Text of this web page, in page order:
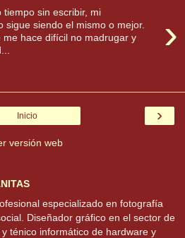
›
tiempo sin escribir, mi
sigue siendo el mismo o mejor.
me hace difícil no madrugar y
›
Inicio
versión web
especializado en fotografía
Diseñador gráfico en el sector de
ténico informático de hardware y